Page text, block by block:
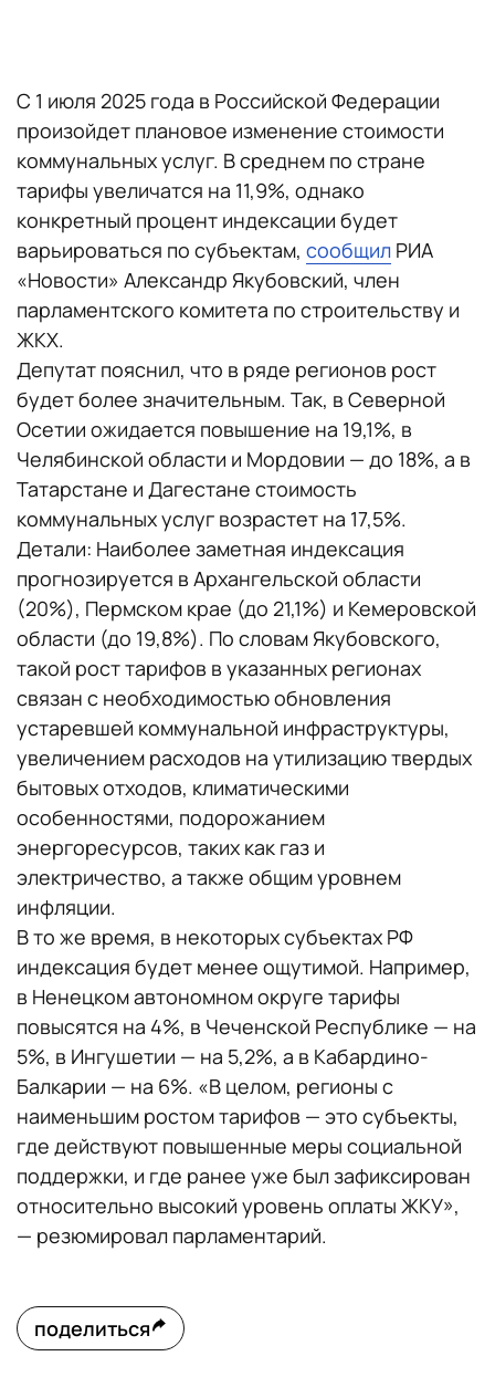
С 1 июля 2025 года в Российской Федерации
произойдет плановое изменение стоимости
коммунальных услуг. В среднем по стране
тарифы увеличатся на 11,9%, однако
конкретный процент индексации будет
варьироваться по субъектам, сообщил РИА
«Новости» Александр Якубовский, член
парламентского комитета по строительству и
ЖКХ.
Депутат пояснил, что в ряде регионов рост
будет более значительным. Так, в Северной
Осетии ожидается повышение на 19,1%, в
Челябинской области и Мордовии — до 18%, а в
Татарстане и Дагестане стоимость
коммунальных услуг возрастет на 17,5%.
Детали: Наиболее заметная индексация
прогнозируется в Архангельской области
(20%), Пермском крае (до 21,1%) и Кемеровской
области (до 19,8%). По словам Якубовского,
такой рост тарифов в указанных регионах
связан с необходимостью обновления
устаревшей коммунальной инфраструктуры,
увеличением расходов на утилизацию твердых
бытовых отходов, климатическими
особенностями, подорожанием
энергоресурсов, таких как газ и
электричество, а также общим уровнем
инфляции.
В то же время, в некоторых субъектах РФ
индексация будет менее ощутимой. Например,
в Ненецком автономном округе тарифы
повысятся на 4%, в Чеченской Республике — на
5%, в Ингушетии — на 5,2%, а в Кабардино-
Балкарии — на 6%. «В целом, регионы с
наименьшим ростом тарифов — это субъекты,
где действуют повышенные меры социальной
поддержки, и где ранее уже был зафиксирован
относительно высокий уровень оплаты ЖКУ»,
— резюмировал парламентарий.
поделиться